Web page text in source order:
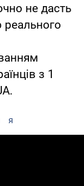
не дасть
реального
з 1